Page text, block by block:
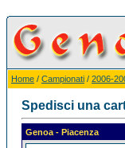
Home / Campionati / 2006-
Spedisci una
Genoa - Piacenza